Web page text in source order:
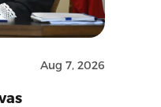
Aug 7, 2026